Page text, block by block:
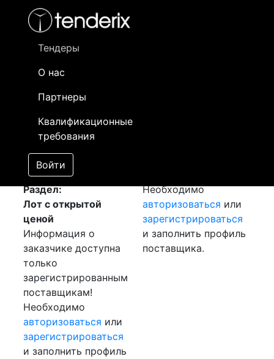
Тендеры
О нас
Партнеры
Квалификационные
требования
Войти
- активный лот
- сохраненный лот (не опубликован)
Закупка: Шкаф
АСКУЭ[Завершен]
Лот №:
АУКЦИОН (покупка
товара)
Раздел:
Лот с открытой
ценой
Информация о
заказчике доступна
только
зарегистрированным
поставщикам!
Необходимо
авторизоваться или
зарегистрироваться
и заполнить профиль
Необходимо
авторизоваться или
зарегистрироваться
и заполнить профиль
поставщика.